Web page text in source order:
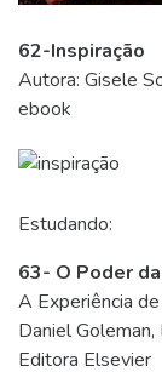
62-Inspiração
Autora: Gisele
ebook
Estudando:
63- O Poder
A Experiência
Daniel
Editora Elsevier